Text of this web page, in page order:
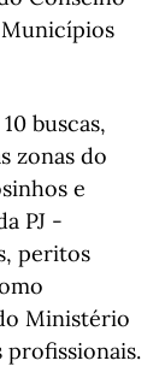
buscas,
zonas do
e
PJ -
peritos
Ministério
profissionais.